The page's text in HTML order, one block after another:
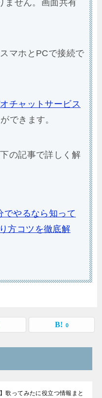
ません。画面共有
マホとPCで接続で
チャットサービス
できます。
の記事で詳しく解
でやるなら知って
方コツを徹底解
0
歌ってみたに役立つ情報まと